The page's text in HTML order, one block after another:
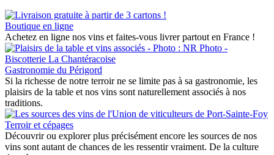
Boutique en ligne
Achetez en ligne nos vins et faites-vous livrer partout en France !
Gastronomie du Périgord
Si la richesse de notre terroir ne se limite pas à sa gastronomie, les
plaisirs de la table et nos vins sont naturellement associés à nos
traditions.
Terroir et cépages
Découvrir ou explorer plus précisément encore les sources de nos
vins sont autant de chances de les ressentir vraiment. De la culture